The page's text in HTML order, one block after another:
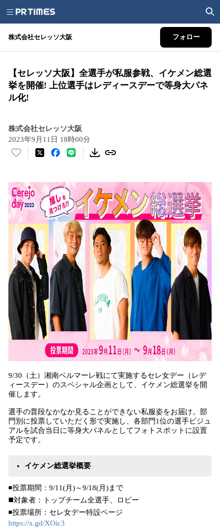
株式会社セレッソ大阪 フォロー
【セレッソ大阪】全選手が私服参戦、イケメン総選
挙を開催! 上位選手はレディースデーで等身大パネ
ル化!
株式会社セレッソ大阪
2023年9月11日 18時00分
い
！
数
を
み
込
み
中
で
す
9/30（土）湘南ベルマーレ戦にて実施するセレ女デー（レデ
ィースデー）のスペシャル企画として、イケメン総選挙を開
催します。
選手の普段なかなか見ることができない私服姿をお届け。部
門別に投票していただく形で実施し、各部門1位の選手ビジュ
アルを試合当日に等身大パネルとしてフォトスポットに設置
予定です。
イケメン総選挙概要
◾️投票期間：9/11(月)～9/18(月)まで
◼️対象者：トップチーム全選手、ロビー
◾️投票場所：セレ女デー特設ページ
https://x.gd/XOic3